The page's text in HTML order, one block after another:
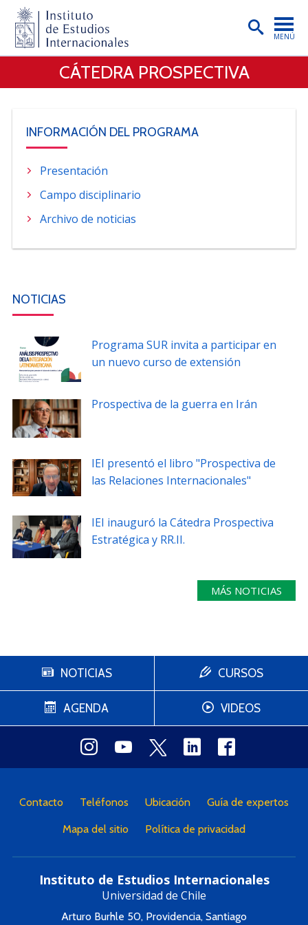
MENÚ
PORTADA
PREGRADO
Postulantes
Estudiantes
Académicos
CÁTEDRA PROSPECTIVA
INFORMACIÓN DEL PROGRAMA
Presentación
Campo disciplinario
Archivo de noticias
NOTICIAS
Programa SUR invita a participar en
un nuevo curso de extensión
Prospectiva de la guerra en Irán
IEI presentó el libro "Prospectiva de
las Relaciones Internacionales"
IEI inauguró la Cátedra Prospectiva
Estratégica y RR.II.
MÁS NOTICIAS
NOTICIAS
AGENDA
CURSOS
VIDEOS
Contacto Teléfonos Ubicación Guía de expertos
Mapa del sitio Política de privacidad
Instituto de Estudios Internacionales
Universidad de Chile
Arturo Burhle 50, Providencia, Santiago